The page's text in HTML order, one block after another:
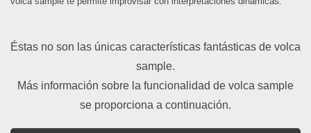
Éstas no son las únicas características fantásticas de volca
sample.
Más información sobre la funcionalidad de volca sample
se proporciona a continuación.